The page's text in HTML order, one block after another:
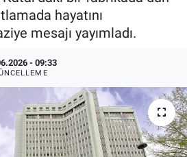
hayatını
mesajı yayımladı.
- 09:33